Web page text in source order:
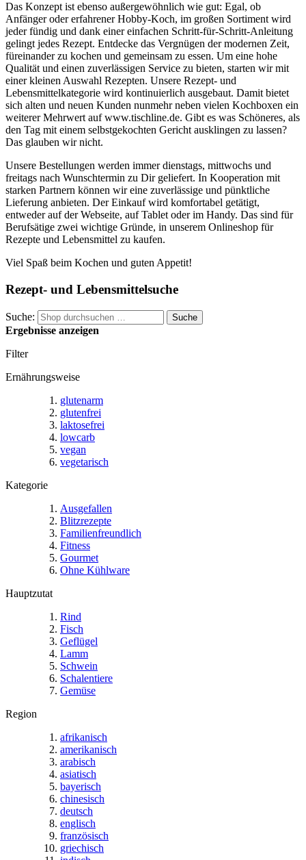
Das Konzept ist ebenso außergewöhnlich wie gut: Egal, ob
Anfänger oder erfahrener Hobby-Koch, im großen Sortiment wird
jeder fündig und dank einer einfachen Schritt-für-Schritt-Anleitung
gelingt jedes Rezept. Entdecke das Vergnügen der modernen Zeit,
füreinander zu kochen und gemeinsam zu essen. Um eine hohe
Qualität und einen zuverlässigen Service zu bieten, starten wir mit
einer kleinen Auswahl Rezepten. Unsere Rezept- und
Lebensmittelkategorie wird kontinuierlich ausgebaut. Damit bietet
sich alten und neuen Kunden nunmehr neben vielen Kochboxen ein
weiterer Mehrwert auf www.tischline.de. Gibt es was Schöneres, als
den Tag mit einem selbstgekochten Gericht ausklingen zu lassen?
Das glauben wir nicht.
Unsere Bestellungen werden immer dienstags, mittwochs und
freitags nach Wunschtermin zu Dir geliefert. In Kooperation mit
starken Partnern können wir eine zuverlässige und pünktliche
Lieferung anbieten. Der Einkauf wird komfortabel getätigt,
entweder auf der Webseite, auf Tablet oder im Handy. Das sind für
Berufsätige zwei wichtige Gründe, in unserem Onlineshop für
Rezepte und Lebensmittel zu kaufen.
Viel Spaß beim Kochen und guten Appetit!
Rezept- und Lebensmittelsuche
Suche: Suche
Ergebnisse anzeigen
Filter
Ernährungsweise
glutenarm
glutenfrei
laktosefrei
lowcarb
vegan
vegetarisch
Kategorie
Ausgefallen
Blitzrezepte
Familienfreundlich
Fitness
Gourmet
Ohne Kühlware
Hauptzutat
Rind
Fisch
Geflügel
Lamm
Schwein
Schalentiere
Gemüse
Region
afrikanisch
amerikanisch
arabisch
asiatisch
bayerisch
chinesisch
deutsch
englisch
französisch
griechisch